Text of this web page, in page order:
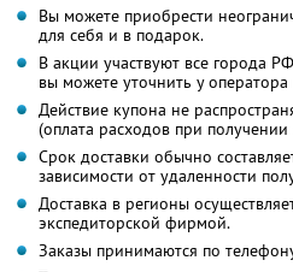
Вы можете приобрести
для себя и в подарок.
В акции участвуют все города
вы можете уточнить у
Действие купона не
(оплата расходов при получении
Срок доставки обычно
зависимости от удаленности
Доставка в регионы
экспедиторской фирмой.
Заказы принимаются по